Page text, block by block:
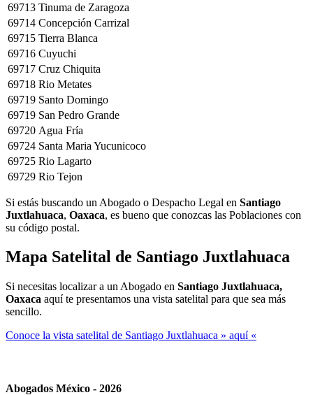
69713 Tinuma de Zaragoza
69714 Concepción Carrizal
69715 Tierra Blanca
69716 Cuyuchi
69717 Cruz Chiquita
69718 Rio Metates
69719 Santo Domingo
69719 San Pedro Grande
69720 Agua Fría
69724 Santa Maria Yucunicoco
69725 Rio Lagarto
69729 Rio Tejon
Si estás buscando un Abogado o Despacho Legal en Santiago
Juxtlahuaca, Oaxaca, es bueno que conozcas las Poblaciones con
su código postal.
Mapa Satelital de Santiago Juxtlahuaca
Si necesitas localizar a un Abogado en Santiago Juxtlahuaca,
Oaxaca aquí te presentamos una vista satelital para que sea más
sencillo.
Conoce la vista satelital de Santiago Juxtlahuaca » aquí «
Abogados México - 2026